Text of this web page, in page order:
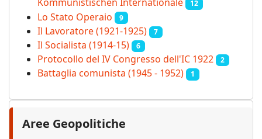
Kommunistischen Internationale
12
Lo Stato Operaio 9
Il Lavoratore (1921-1925) 7
Il Socialista (1914‑15) 6
Protocollo del IV Congresso dell'IC 1922 2
Battaglia comunista (1945 - 1952) 1
Aree Geopolitiche